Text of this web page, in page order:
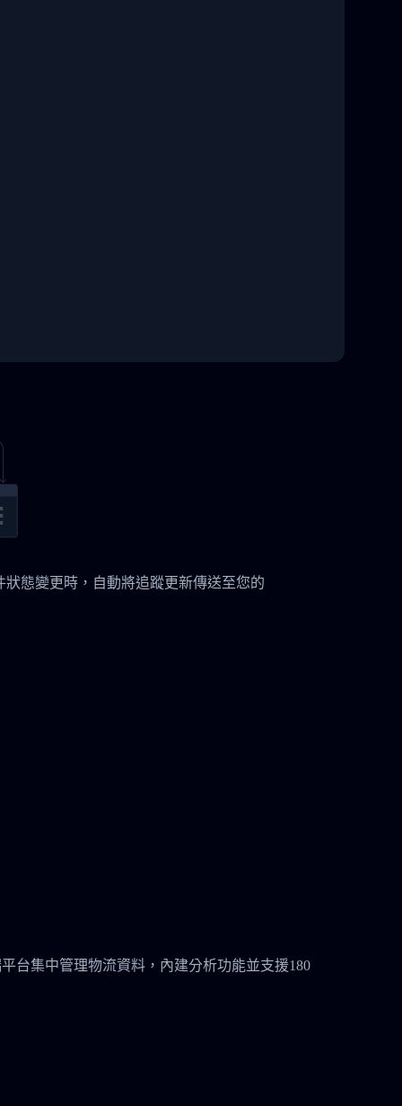
狀態變更時，自動將追蹤更新傳送至您的
台集中管理物流資料，內建分析功能並支援180